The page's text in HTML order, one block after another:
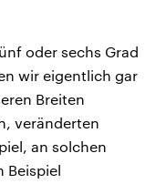
oder sechs Grad
wir eigentlich gar
Breiten
veränderten
an solchen
Beispiel